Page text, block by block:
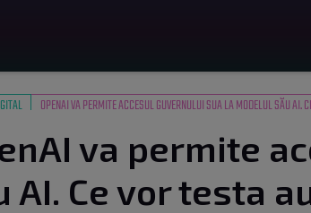
OPENAI VA PERMITE ACCESUL GUVERNULUI SUA LA MODELUL SĂU AI.
va permite
AI. Ce vor testa